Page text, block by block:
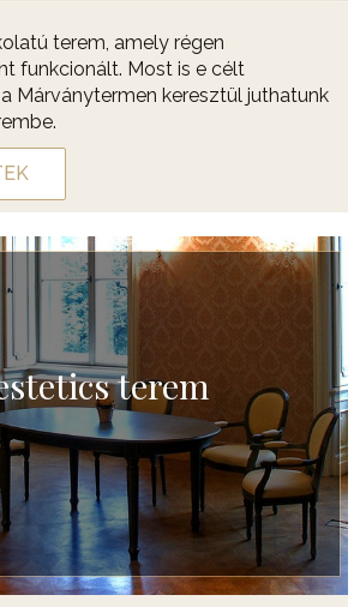
terem, amely régen
funkcionált. Most is e célt
Márványtermen keresztül juthatunk
terem